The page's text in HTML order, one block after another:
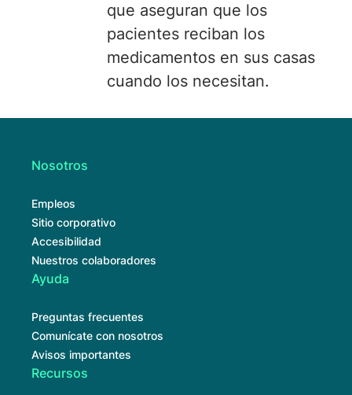
que aseguran que los
pacientes reciban los
medicamentos en sus casas
cuando los necesitan.
Nosotros
Empleos
Sitio corporativo
Accesibilidad
Nuestros colaboradores
Ayuda
Preguntas frecuentes
Comunícate con nosotros
Avisos importantes
Recursos